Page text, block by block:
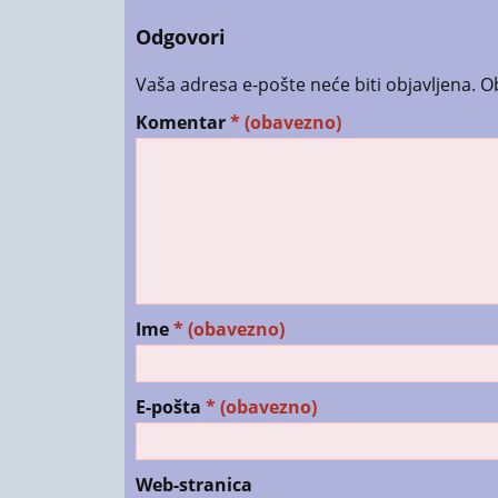
Odgovori
Vaša adresa e-pošte neće biti objavljena.
Komentar* (obavezno)
Ime* (obavezno)
E-pošta * (obavezno)
Web-stranica